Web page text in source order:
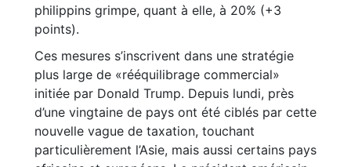
philippins grimpe, quant à elle, à 20% (+3
points).
Ces mesures s’inscrivent dans une stratégie
plus large de «rééquilibrage commercial»
initiée par Donald Trump. Depuis lundi, près
d’une vingtaine de pays ont été ciblés par cette
nouvelle vague de taxation, touchant
particulièrement l’Asie, mais aussi certains pays